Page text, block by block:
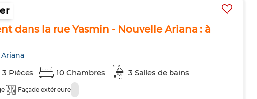
dans la rue Yasmin - Nouvelle Ariana : à
3 Pièces 10 Chambres 3 Salles de bains
Façade extérieure